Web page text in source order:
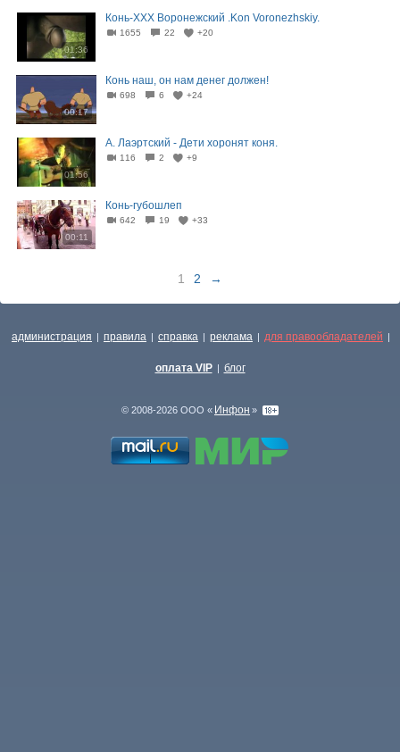
01:36
Конь-ХХХ Воронежский .Kon Voronezhskiy.
1655 22 +20
00:17
Конь наш, он нам денег должен!
698 6 +24
01:56
А. Лаэртский - Дети хоронят коня.
116 2 +9
00:11
Конь-губошлеп
642 19 +33
1 2 →
администрация | правила | справка | реклама | для правообладателей |
оплата VIP | блог
© 2008-2026 ООО « Инфон »